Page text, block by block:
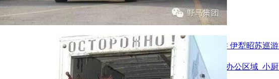
阿勒泰北屯市巡游 阿勒泰布尔津县巡游 伊犁州察布查尔县巡游 伊犁昭苏巡游
国家记忆B馆 红山玉馆 酒店大厅 料场餐厅 健身房 办公区域 小厨